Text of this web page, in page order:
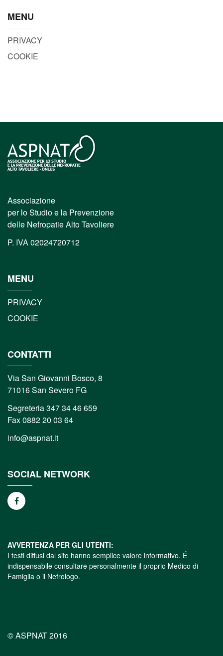
MENU
PRIVACY
COOKIE
Associazione
per lo Studio e la Prevenzione
delle Nefropatie Alto Tavoliere
P. IVA 02024720712
MENU
PRIVACY
COOKIE
CONTATTI
Via San Giovanni Bosco, 8
71016 San Severo FG
Segreteria 347 34 46 659
Fax 0882 20 03 64
info@aspnat.it
SOCIAL NETWORK
AVVERTENZA PER GLI UTENTI:
I testi diffusi dal sito hanno semplice valore informativo. É
indispensabile consultare personalmente il proprio Medico di
Famiglia o il Nefrologo.
© ASPNAT 2016